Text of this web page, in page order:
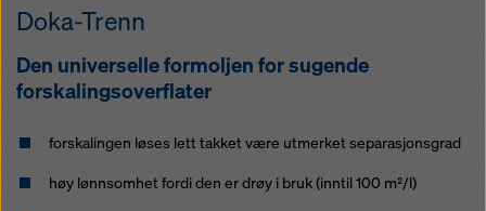
Doka-Trenn
Den universelle formoljen for sugende
forskalingsoverflater
forskalingen løses lett takket være utmerket separasjonsgrad
høy lønnsomhet fordi den er drøy i bruk (inntil 100 m²/l)
Du finner mer informasjon om våre
informasjonskapsler
tilbyr deg også muligheten til å velge
informasjonskapsler (avanserte innstillinger for
informasjonskapsler).